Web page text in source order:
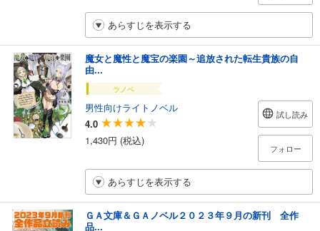
あらすじを表示する
魔女と魔性と魔宝の楽園～追放された転生貴族の自
由...
ラノベ
男性向けライトノベル
4.0
1,430円 (税込)
試し読み
フォロー
あらすじを表示する
ＧＡ文庫＆ＧＡノベル２０２３年９月の新刊 全作
品...